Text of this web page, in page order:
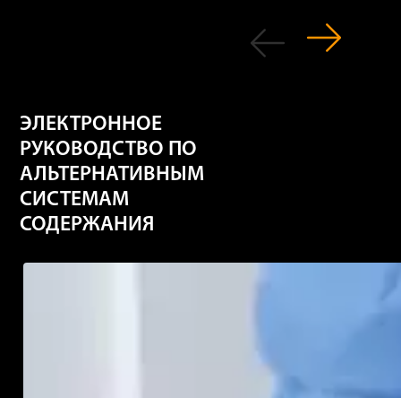
ЭЛЕКТРОННОЕ
РУКОВОДСТВО ПО
АЛЬТЕРНАТИВНЫМ
СИСТЕМАМ
СОДЕРЖАНИЯ